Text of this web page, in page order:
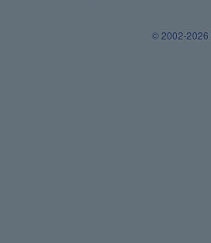
© 2002-2026